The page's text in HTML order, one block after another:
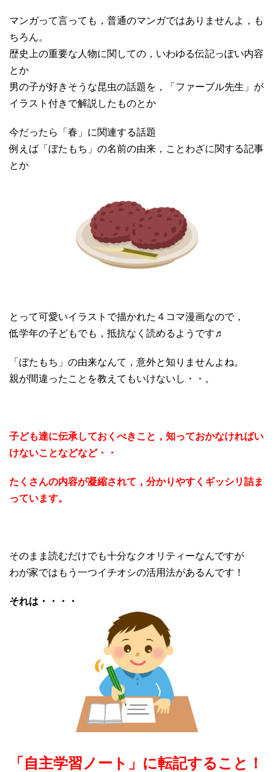
マンガって言っても，普通のマンガではありませんよ，も
ちろん。
歴史上の重要な人物に関しての，いわゆる伝記っぽい内容
とか
男の子が好きそうな昆虫の話題を，「ファーブル先生」が
イラスト付きで解説したものとか
今だったら「春」に関連する話題
例えば「ぼたもち」の名前の由来，ことわざに関する記事
とか
とって可愛いイラストで描かれた４コマ漫画なので，
低学年の子どもでも，抵抗なく読めるようです♬
「ぼたもち」の由来なんて，意外と知りませんよね。
親が間違ったことを教えてもいけないし・・。
子ども達に伝承しておくべきこと，知っておかなければい
けないことなどなど・・
たくさんの内容が凝縮されて，分かりやすくギッシリ詰ま
っています。
そのまま読むだけでも十分なクオリティーなんですが
わが家ではもう一つイチオシの活用法があるんです！
それは・・・・
「自主学習ノート」に転記すること！